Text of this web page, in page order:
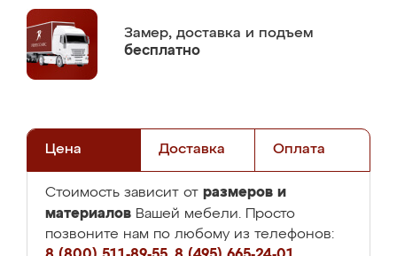
Замер, доставка и подъем
бесплатно
Цена Доставка Оплата
Стоимость зависит от размеров и
материалов Вашей мебели. Просто
позвоните нам по любому из телефонов: